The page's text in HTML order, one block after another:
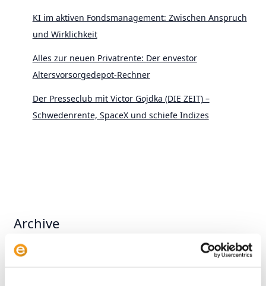
KI im aktiven Fondsmanagement: Zwischen Anspruch
und Wirklichkeit
Alles zur neuen Privatrente: Der envestor
Altersvorsorgedepot-Rechner
Der Presseclub mit Victor Gojdka (DIE ZEIT) –
Schwedenrente, SpaceX und schiefe Indizes
Archive